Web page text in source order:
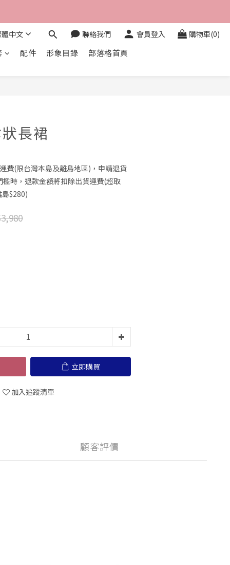
中文 聯絡我們 會員登入 購物車(0)
配件 形象目錄 部落格首頁
長裙
費(限台灣本島及離島地區)，申請退貨
時，退款金額將扣除出貨運費(超取
$280)
立即購買
加入追蹤清單
顧客評價